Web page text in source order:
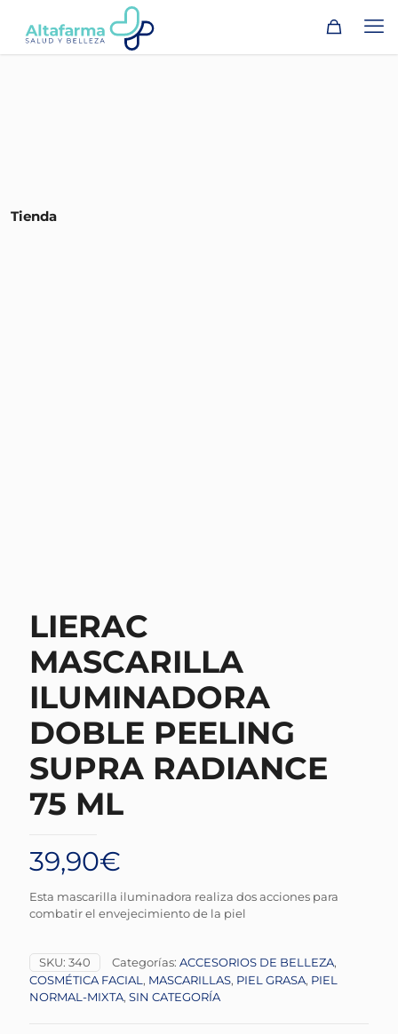
Tienda
LIERAC
MASCARILLA
ILUMINADORA
DOBLE PEELING
SUPRA RADIANCE
75 ML
39,90€
Esta mascarilla iluminadora realiza dos acciones para
combatir el envejecimiento de la piel
SKU: 340 Categorías: ACCESORIOS DE BELLEZA,
COSMÉTICA FACIAL , MASCARILLAS, PIEL GRASA, PIEL
NORMAL-MIXTA, SIN CATEGORÍA